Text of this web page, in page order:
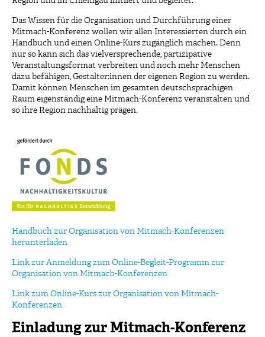
Das Wissen für die Organisation und Durchführung einer
Mitmach-Konferenz wollen wir allen Interessierten durch ein
Handbuch und einen Online-Kurs zugänglich machen. Denn
nur so kann sich das vielversprechende, partizipative
Veranstaltungsformat verbreiten und noch mehr Menschen
dazu befähigen, Gestalter:innen der eigenen Region zu werden.
Damit können Menschen im gesamten deutschsprachigen
Raum eigenständig eine Mitmach-Konferenz veranstalten und
so ihre Region nachhaltig prägen.
Handbuch zur Organisation von Mitmach-Konferenzen
herunterladen
Link zur Anmeldung zum Online-Begleit-Programm zur
Organisation von Mitmach-Konferenzen
Link zum Online-Kurs zur Organisation von Mitmach-
Konferenzen
Einladung zur Mitmach-Konferenz